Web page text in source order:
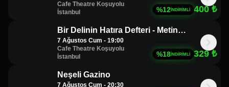
değişiklik yapma hakkını saklı tutar.
Organizatör, etkinlik alanı ve saatinde değişiklik yapma
hakkına sahiptir.
Etkinlik alanına yiyecek ve içecek almak yasaktır.
Etkinlik başladıktan sonra salona seyirci alınmayacaktır.
Satın alınan biletlerde iptal, iade ve değişiklik
Etkinlik mekanına kamera ve fotoğraf makinası sokmak
Cafe Theatre Koşuyolu
İstanbul
%12İNDİRİMLİ 400₺
Bir Delinin Hatıra Defteri - Metin
Zakoğlu
7 Ağustos Cum - 19:00
Cafe Theatre Koşuyolu
İstanbul
%18İNDİRİMLİ 329₺
Neşeli Gazino
7 Ağustos Cum - 20:30